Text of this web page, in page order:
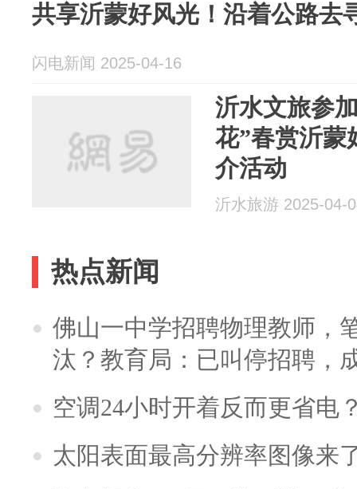
共享沂蒙好风光！沿着公路去
闪电新闻 2025-04-16
沂水文旅参
花”春赏沂蒙
介活动
沂水旅游 2025-04-
热点新闻
佛山一中学招聘物理教师，
汰？教育局：已叫停招聘，
空调24小时开着反而更省电
太阳表面最高分辨率图像来